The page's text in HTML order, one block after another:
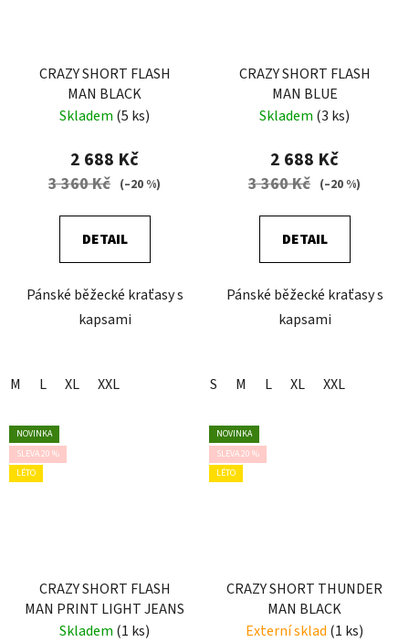
CRAZY SHORT FLASH
MAN BLACK
Skladem (5 ks)
2 688 Kč
3 360 Kč (–20 %)
DETAIL
Pánské běžecké kraťasy s
kapsami
M L XL XXL
CRAZY SHORT FLASH
MAN BLUE
Skladem (3 ks)
2 688 Kč
3 360 Kč (–20 %)
DETAIL
Pánské běžecké kraťasy s
kapsami
S M L XL XXL
NOVINKA
SLEVA 20 %
LÉTO
CRAZY SHORT FLASH
MAN PRINT LIGHT JEANS
Skladem (1 ks)
NOVINKA
SLEVA 20 %
LÉTO
CRAZY SHORT THUNDER
MAN BLACK
Externí sklad (1 ks)